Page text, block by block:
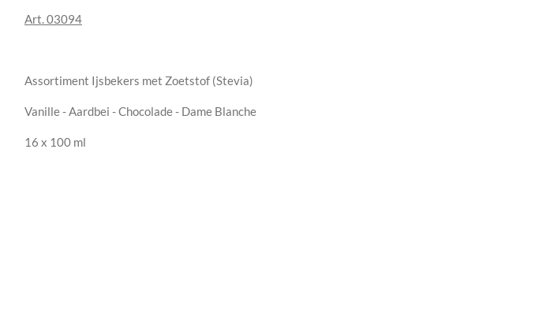
Art. 03094
Assortiment Ijsbekers met Zoetstof (Stevia)
Vanille - Aardbei - Chocolade - Dame Blanche
16 x 100 ml